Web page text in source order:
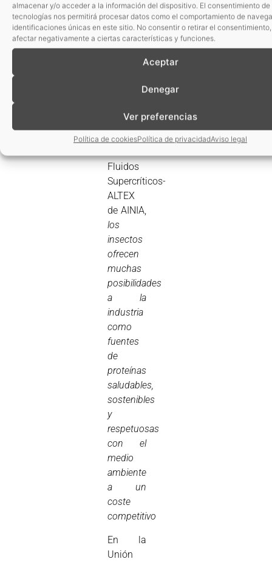
almacenar y/o acceder a la información del dispositivo. El consentimiento de
tecnologías nos permitirá procesar datos como el comportamiento de
identificaciones únicas en este sitio. No consentir o retirar el
afectar negativamente a ciertas características y funciones.
Aceptar
Denegar
Ver preferencias
Política de cookiesPolítica de privacidadAviso legal
animal.
Según
ha
explicado
Tecnologías
Fluidos
Supercríticos-
ALTEX
de AINIA,
los
insectos
ofrecen
muchas
posibilidades
a la
industria
como
fuentes
de
proteínas
saludables,
sostenibles
y
respetuosas
con el
medio
ambiente
a un
coste
competitivo
En la
Unión